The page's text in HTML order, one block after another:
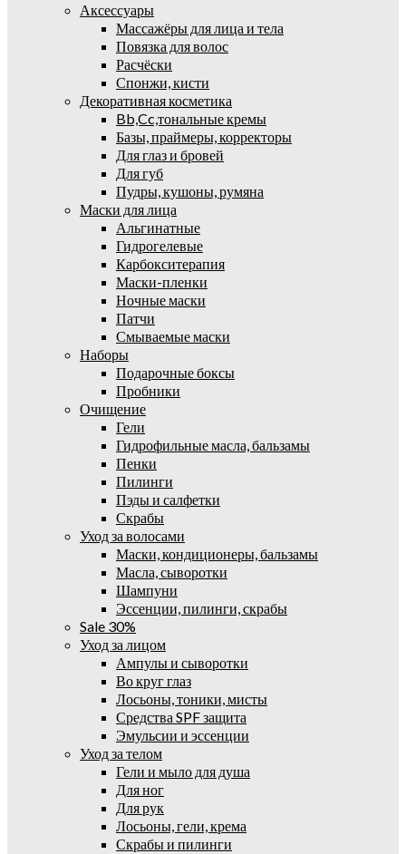
Аксессуары
Массажёры для лица и тела
Повязка для волос
Расчёски
Спонжи, кисти
Декоративная косметика
Bb,Cc,тональные кремы
Базы, праймеры, корректоры
Для глаз и бровей
Для губ
Пудры, кушоны, румяна
Маски для лица
Альгинатные
Гидрогелевые
Карбокситерапия
Маски-пленки
Ночные маски
Патчи
Смываемые маски
Наборы
Подарочные боксы
Пробники
Очищение
Гели
Гидрофильные масла, бальзамы
Пенки
Пилинги
Пэды и салфетки
Скрабы
Уход за волосами
Маски, кондиционеры, бальзамы
Масла, сыворотки
Шампуни
Эссенции, пилинги, скрабы
Sale 30%
Уход за лицом
Ампулы и сыворотки
Во круг глаз
Лосьоны, тоники, мисты
Средства SPF защита
Эмульсии и эссенции
Уход за телом
Гели и мыло для душа
Для ног
Для рук
Лосьоны, гели, крема
Скрабы и пилинги